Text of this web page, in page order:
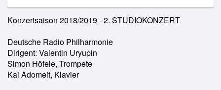
Konzertsaison 2018/2019 - 2. STUDIOKONZERT
Deutsche Radio Philharmonie
Dirigent: Valentin Uryupin
Simon Höfele, Trompete
Kai Adomeit, Klavier